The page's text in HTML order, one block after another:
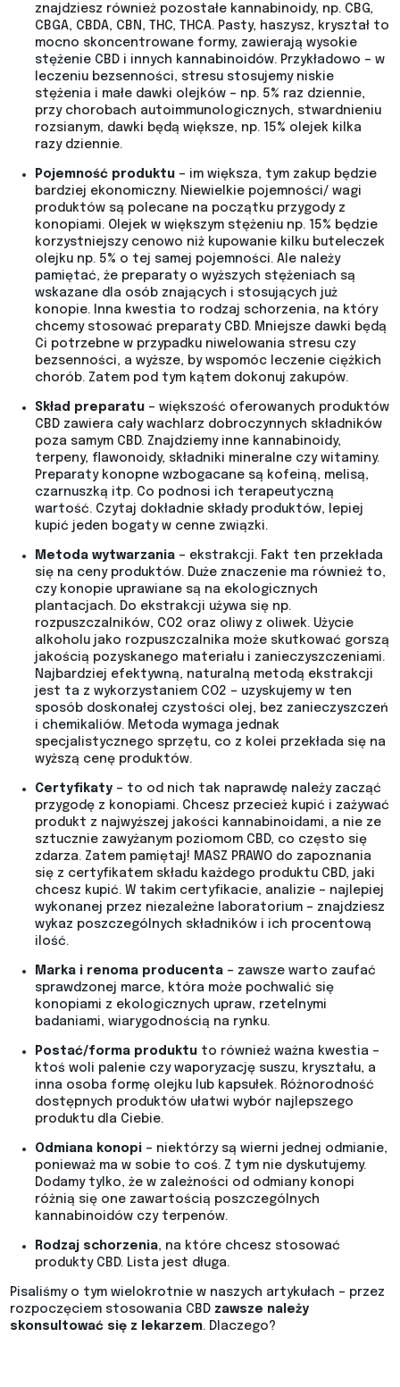
znajdziesz również pozostałe kannabinoidy, np. CBG,
CBGA, CBDA, CBN, THC, THCA. Pasty, haszysz, kryształ to
mocno skoncentrowane formy, zawierają wysokie
stężenie CBD i innych kannabinoidów. Przykładowo – w
leczeniu bezsenności, stresu stosujemy niskie
stężenia i małe dawki olejków – np. 5% raz dziennie,
przy chorobach autoimmunologicznych, stwardnieniu
rozsianym, dawki będą większe, np. 15% olejek kilka
razy dziennie.
Pojemność produktu – im większa, tym zakup będzie
bardziej ekonomiczny. Niewielkie pojemności/ wagi
produktów są polecane na początku przygody z
konopiami. Olejek w większym stężeniu np. 15% będzie
korzystniejszy cenowo niż kupowanie kilku buteleczek
olejku np. 5% o tej samej pojemności. Ale należy
pamiętać, że preparaty o wyższych stężeniach są
wskazane dla osób znających i stosujących już
konopie. Inna kwestia to rodzaj schorzenia, na który
chcemy stosować preparaty CBD. Mniejsze dawki będą
Ci potrzebne w przypadku niwelowania stresu czy
bezsenności, a wyższe, by wspomóc leczenie ciężkich
chorób. Zatem pod tym kątem dokonuj zakupów.
Skład preparatu– większość oferowanych produktów
CBD zawiera cały wachlarz dobroczynnych składników
poza samym CBD. Znajdziemy inne kannabinoidy,
terpeny, flawonoidy, składniki mineralne czy witaminy.
Preparaty konopne wzbogacane są kofeiną, melisą,
czarnuszką itp. Co podnosi ich terapeutyczną
wartość. Czytaj dokładnie składy produktów, lepiej
kupić jeden bogaty w cenne związki.
Metoda wytwarzania– ekstrakcji. Fakt ten przekłada
się na ceny produktów. Duże znaczenie ma również to,
czy konopie uprawiane są na ekologicznych
plantacjach. Do ekstrakcji używa się np.
rozpuszczalników, CO2 oraz oliwy z oliwek. Użycie
alkoholu jako rozpuszczalnika może skutkować gorszą
jakością pozyskanego materiału i zanieczyszczeniami.
Najbardziej efektywną, naturalną metodą ekstrakcji
jest ta z wykorzystaniem CO2 – uzyskujemy w ten
sposób doskonałej czystości olej, bez zanieczyszczeń
i chemikaliów. Metoda wymaga jednak
specjalistycznego sprzętu, co z kolei przekłada się na
wyższą cenę produktów.
Certyfikaty– to od nich tak naprawdę należy zacząć
przygodę z konopiami. Chcesz przecież kupić i zażywać
produkt z najwyższej jakości kannabinoidami, a nie ze
sztucznie zawyżanym poziomom CBD, co często się
zdarza. Zatem pamiętaj! MASZ PRAWO do zapoznania
się z certyfikatem składu każdego produktu CBD, jaki
chcesz kupić. W takim certyfikacie, analizie – najlepiej
wykonanej przez niezależne laboratorium – znajdziesz
wykaz poszczególnych składników i ich procentową
ilość.
Marka i renoma producenta– zawsze warto zaufać
sprawdzonej marce, która może pochwalić się
konopiami z ekologicznych upraw, rzetelnymi
badaniami, wiarygodnością na rynku.
Postać/forma produktuto również ważna kwestia –
ktoś woli palenie czy waporyzację suszu, kryształu, a
inna osoba formę olejku lub kapsułek. Różnorodność
dostępnych produktów ułatwi wybór najlepszego
produktu dla Ciebie.
Odmiana konopi – niektórzy są wierni jednej odmianie,
ponieważ ma w sobie to coś. Z tym nie dyskutujemy.
Dodamy tylko, że w zależności od odmiany konopi
różnią się one zawartością poszczególnych
kannabinoidów czy terpenów.
Rodzaj schorzenia, na które chcesz stosować
produkty CBD. Lista jest długa.
Pisaliśmy o tym wielokrotnie w naszych artykułach – przez
rozpoczęciem stosowania CBD zawsze należy
skonsultować się z lekarzem. Dlaczego?